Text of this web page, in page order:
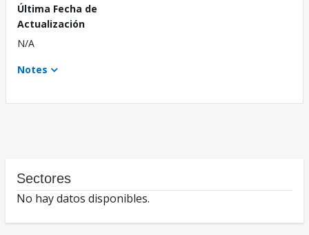
Última Fecha de
Actualización
N/A
Notes
Sectores
No hay datos disponibles.